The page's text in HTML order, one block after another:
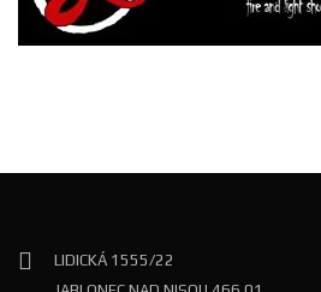
LIDICKÁ 1555/22